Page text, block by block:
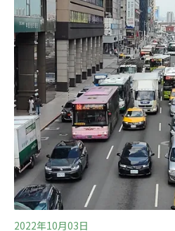
染物空氣污染防制設施管理辦
格管制標準，最快今年7月正式
車 我國懸浮微粒六成屬逸散性
污染除了來自工廠、車輛管道
的物質隨風逸散帶來，例如露
砂土、工廠未封閉的製程等。
因空氣流動飄散的空污又稱「逸
署表示，台灣每年共約排放2萬
（懸浮於空氣中所有粒徑之微粒
屬於「逸散性粒狀污染物」（約
2022年10月03日